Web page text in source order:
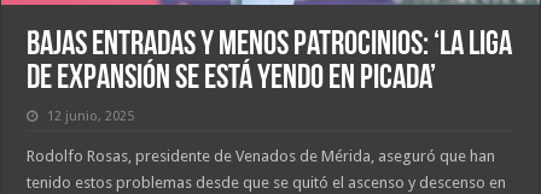
Bajas entradas y menos patrocinios: ‘La Liga
de Expansión se está yendo en picada’
12 junio, 2025
Rodolfo Rosas, presidente de Venados de Mérida, aseguró que han
tenido estos problemas desde que se quitó el ascenso y descenso en